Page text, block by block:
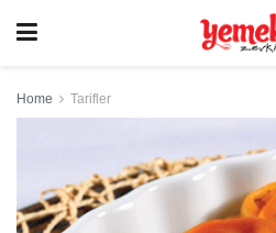
Home Tarifler